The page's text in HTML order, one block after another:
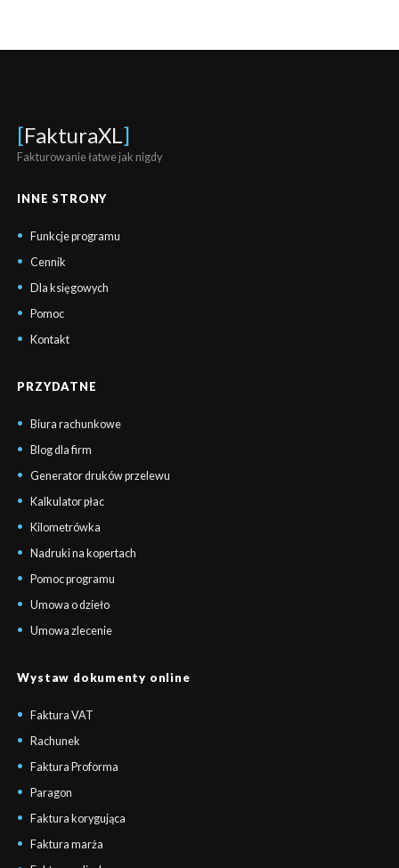
[FakturaXL]
Fakturowanie łatwe jak nigdy
INNE STRONY
Funkcje programu
Cennik
Dla księgowych
Pomoc
Kontakt
PRZYDATNE
Biura rachunkowe
Blog dla firm
Generator druków przelewu
Kalkulator płac
Kilometrówka
Nadruki na kopertach
Pomoc programu
Umowa o dzieło
Umowa zlecenie
Wystaw dokumenty online
Faktura VAT
Rachunek
Faktura Proforma
Paragon
Faktura korygująca
Faktura marża